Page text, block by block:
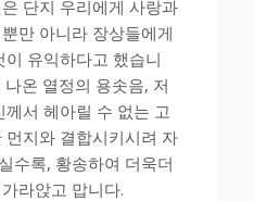
단지 우리에게 사랑과
만 아니라 장상들에게
유익하다고 했습니
온 열정의 용솟음, 저
서 헤아릴 수 없는 고
지와 결합시키시려 자
수록, 황송하여 더욱더
라앉고 맙니다.